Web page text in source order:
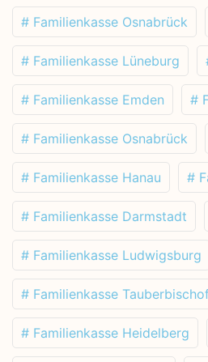
# Familienkasse Osnabrück
# Familienkasse Lüneburg
# Familienkasse Emden #
# Familienkasse Osnabrück
# Familienkasse Hanau #
# Familienkasse Darmstadt
# Familienkasse Ludwigsburg
# Familienkasse
# Familienkasse Heidelberg